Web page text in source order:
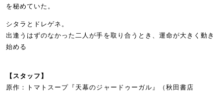
を秘めていた。
シタラとドレゲネ。
出逢うはずのなかった二人が手を取り合うとき、運命が大きく動き
始める
【スタッフ】
原作：トマトスープ『天幕のジャードゥーガル』（秋⽥書店